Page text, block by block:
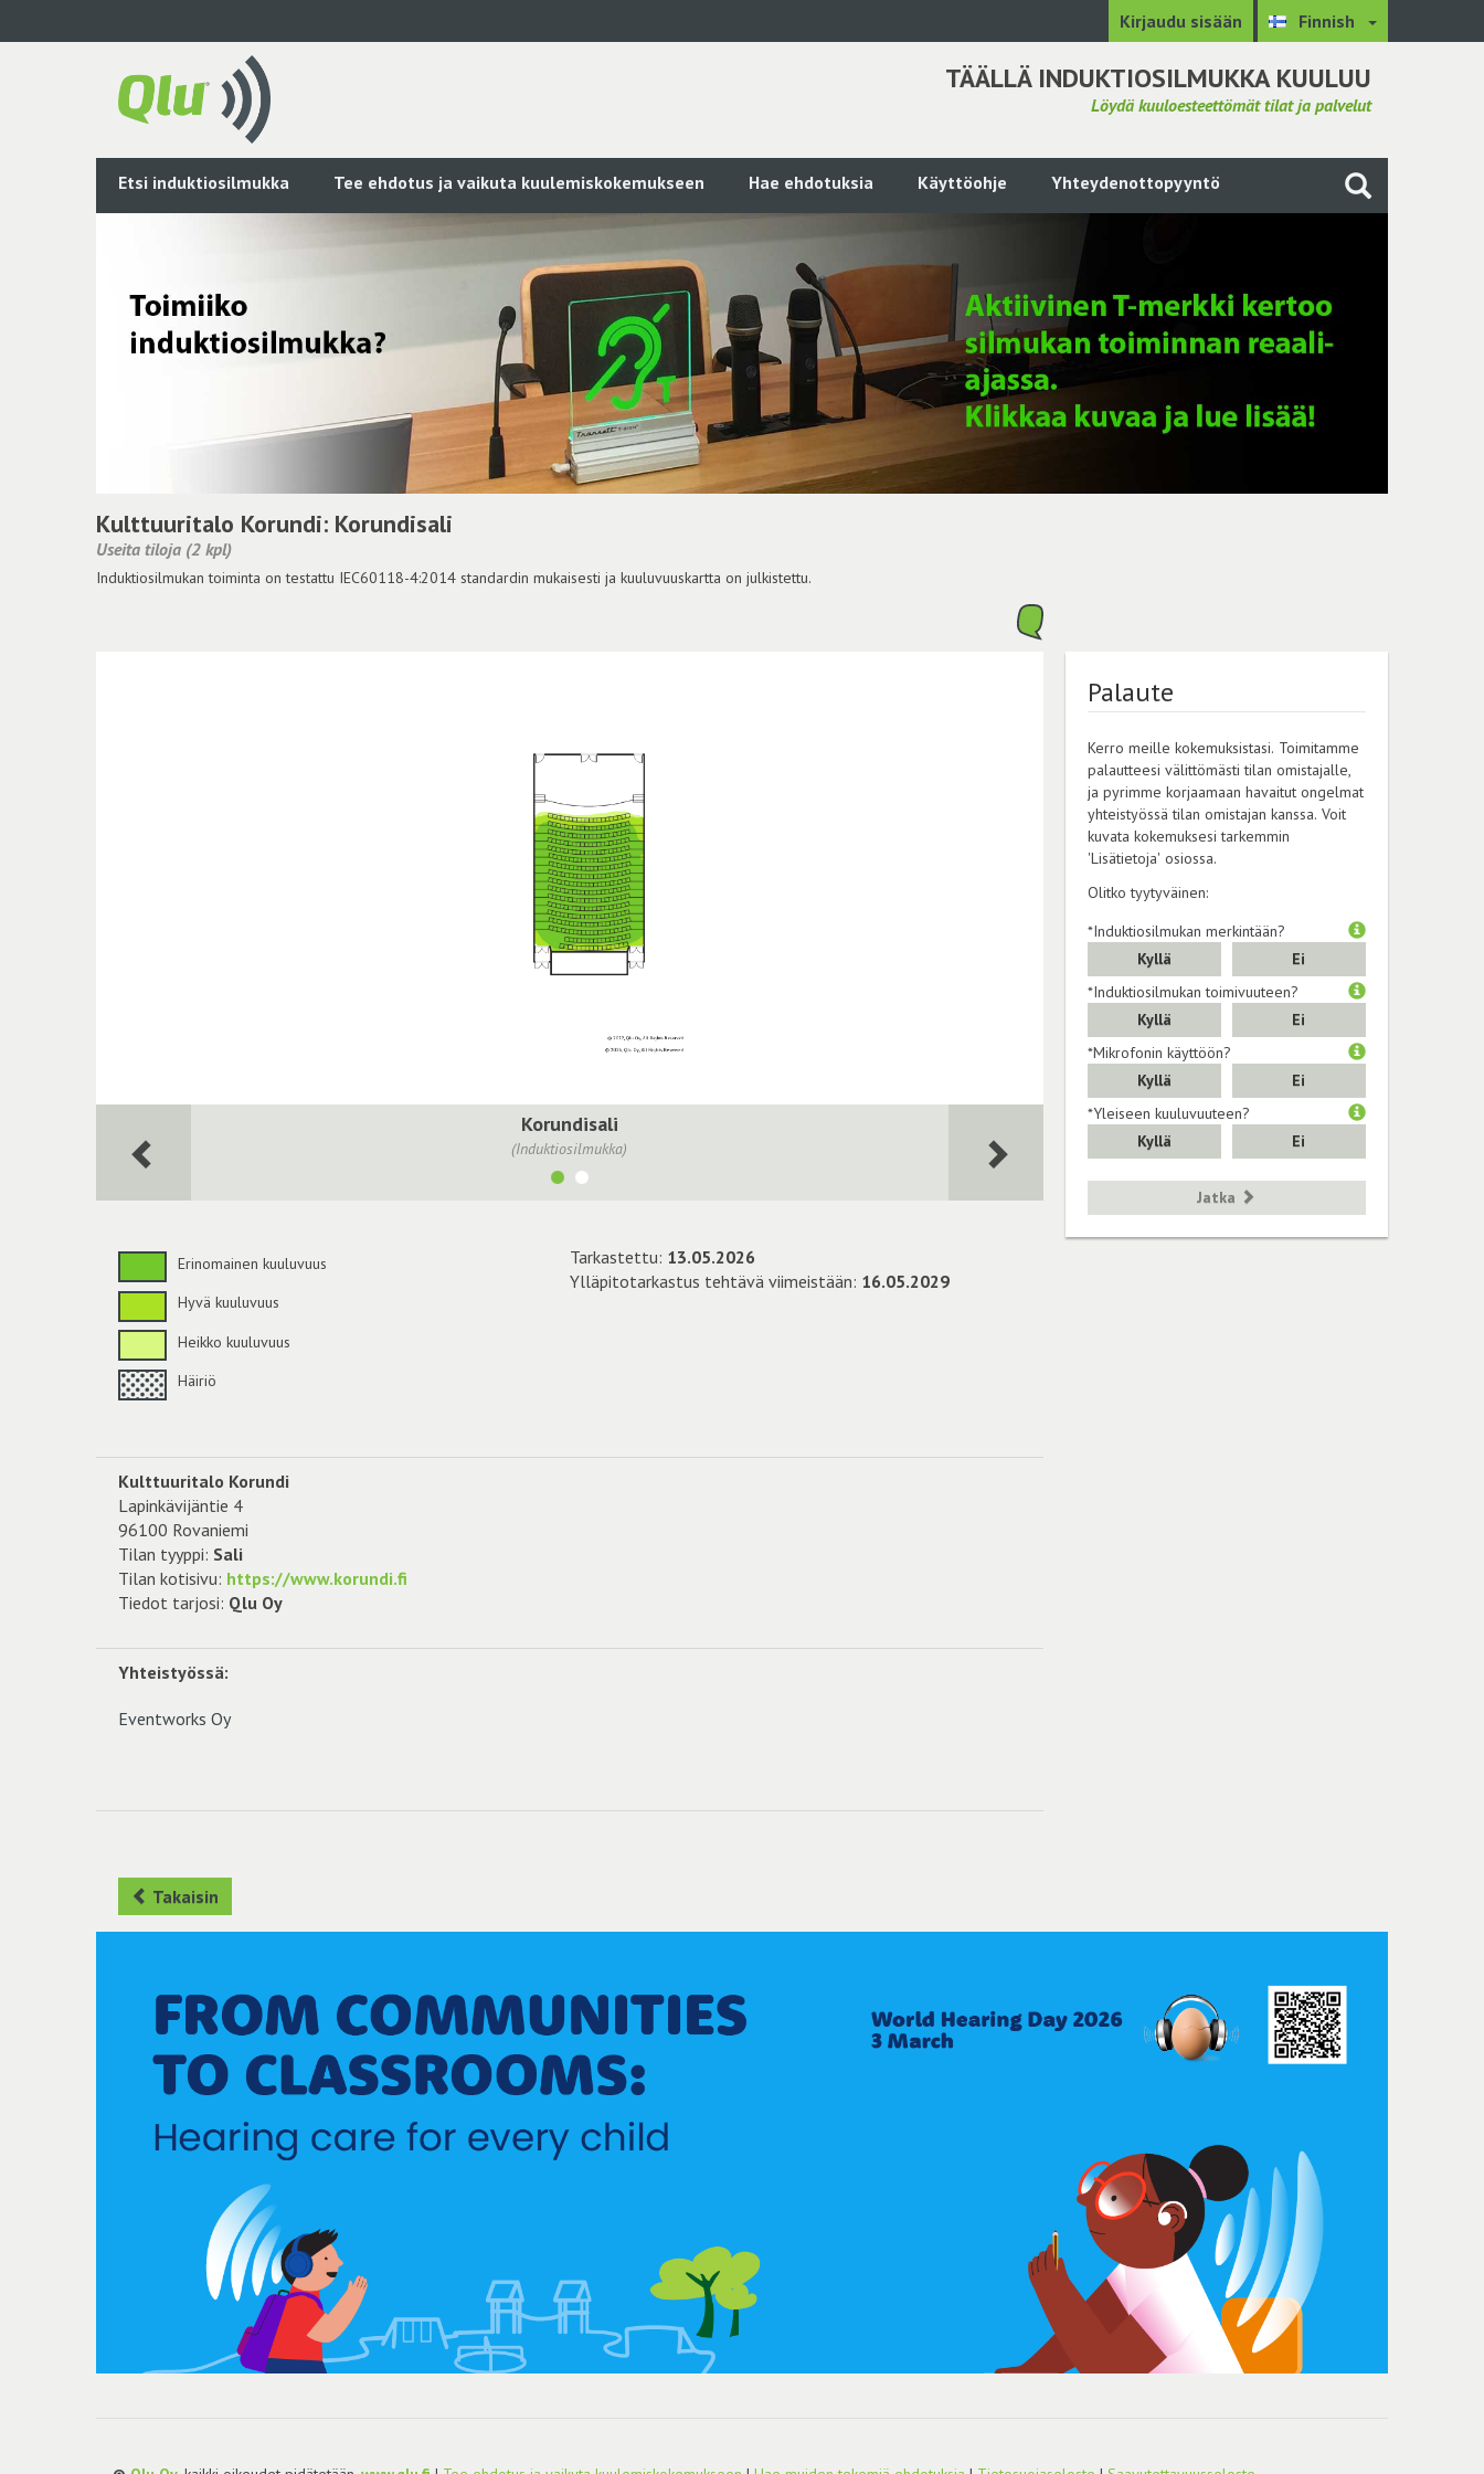
Kirjaudu sisään Finnish
TÄÄLLÄ INDUKTIOSILMUKKA KUULUU
Löydä kuuloesteettömät tilat ja palvelut
Etsi induktiosilmukka Tee ehdotus ja vaikuta kuulemiskokemukseen Hae ehdotuksia Käyttöohje Yhteydenottopyyntö
Kulttuuritalo Korundi: Korundisali
Useita tiloja (2 kpl)
Induktiosilmukan toiminta on testattu IEC60118-4:2014 standardin mukaisesti ja kuuluvuuskartta on julkistettu.
Korundisali
(Induktiosilmukka)
Erinomainen kuuluvuus
Hyvä kuuluvuus
Heikko kuuluvuus
Häiriö
Tarkastettu: 13.05.2026
Ylläpitotarkastus tehtävä viimeistään: 16.05.2029
Kulttuuritalo Korundi
Lapinkävijäntie 4
96100 Rovaniemi
Tilan tyyppi: Sali
Tilan kotisivu: https://www.korundi.fi
Tiedot tarjosi: Qlu Oy
Yhteistyössä:
Eventworks Oy
Palaute
Kerro meille kokemuksistasi. Toimitamme
palautteesi välittömästi tilan omistajalle,
ja pyrimme korjaamaan havaitut ongelmat
yhteistyössä tilan omistajan kanssa. Voit
kuvata kokemuksesi tarkemmin
'Lisätietoja' osiossa.
Olitko tyytyväinen:
*Induktiosilmukan merkintään?
Kyllä
Ei
*Induktiosilmukan toimivuuteen?
Kyllä
Ei
*Mikrofonin käyttöön?
Kyllä
Ei
*Yleiseen kuuluvuuteen?
Kyllä
Ei
Jatka
Takaisin